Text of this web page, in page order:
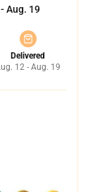
Aug. 19
Delivered
12 - Aug. 19